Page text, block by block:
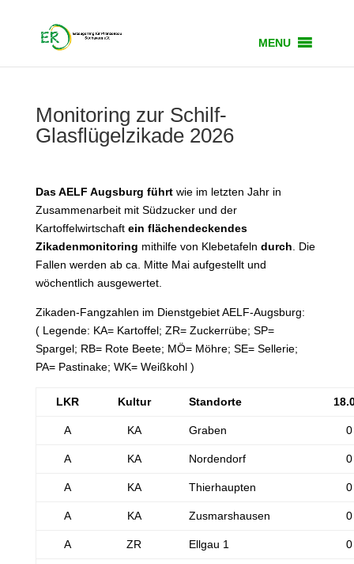
MENU
Monitoring zur Schilf-
Glasflügelzikade 2026
Das AELF Augsburg führtwie im letzten Jahr in
Zusammenarbeit mit Südzucker und der
Kartoffelwirtschaft ein flächendeckendes
Zikadenmonitoring mithilfe von Klebetafeln durch . Die
Fallen werden ab ca. Mitte Mai aufgestellt und
wöchentlich ausgewertet.
Zikaden-Fangzahlen im Dienstgebiet AELF-Augsburg:
( Legende: KA= Kartoffel; ZR= Zuckerrübe; SP=
Spargel; RB= Rote Beete; MÖ= Möhre; SE= Sellerie;
PA= Pastinake; WK= Weißkohl )
LKR Kultur Standorte
A KA Graben 0
A KA Nordendorf 0
A KA Thierhaupten 0
A KA Zusmarshausen 0
A ZR Ellgau 1 0